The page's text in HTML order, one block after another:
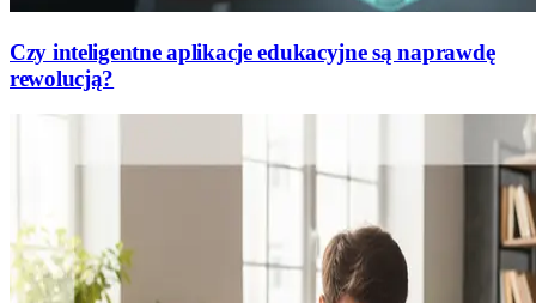
Czy inteligentne aplikacje edukacyjne są naprawdę
rewolucją?